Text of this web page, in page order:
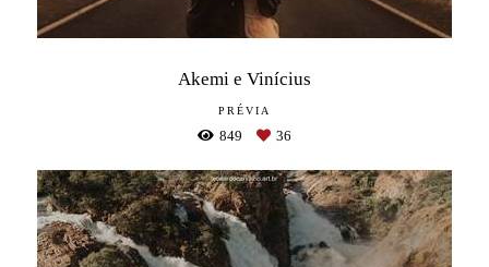
Akemi e Vinícius
PRÉVIA
849 36